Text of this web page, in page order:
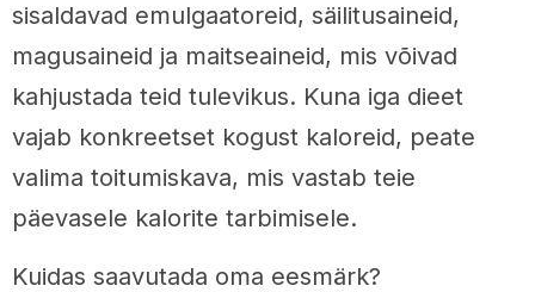
sisaldavad emulgaatoreid, säilitusaineid,
magusaineid ja maitseaineid, mis võivad
kahjustada teid tulevikus. Kuna iga dieet
vajab konkreetset kogust kaloreid, peate
valima toitumiskava, mis vastab teie
päevasele kalorite tarbimisele.
Kuidas saavutada oma eesmärk?